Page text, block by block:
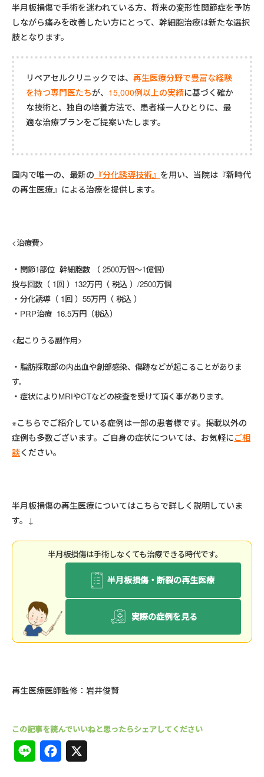
半月板損傷で手術を迷われている方、将来の変形性関節症を予防
しながら痛みを改善したい方にとって、幹細胞治療は新たな選択
肢となります。
リペアセルクリニックでは、 再生医療分野で豊富な経験
を持つ専門医たちが、 15,000例以上の実績に基づく確か
な技術と、独自の培養方法で、患者様一人ひとりに、最
適な治療プランをご提案いたします。
国内で唯一の、最新の 『分化誘導技術』 を用い、当院は『新時代
の再生医療』による治療を提供します。
<治療費>
関節1部位 幹細胞数 （ 2500万個～1億個）
投与回数（ 1回 ）132万円（ 税込 ）/2500万個
分化誘導（ 1回 ）55万円（ 税込 ）
PRP治療 16.5万円（税込）
<起こりうる副作用>
脂肪採取部の内出血や創部感染、傷跡などが起こることがありま
す。
症状によりMRIやCTなどの検査を受けて頂く事があります。
※こちらでご紹介している症例は一部の患者様です。掲載以外の
症例も多数ございます。ご自身の症状については、お気軽にご相
談ください。
半月板損傷の再生医療についてはこちらで詳しく説明していま
す。 ↓
半⽉板損傷は⼿術しなくても治療できる時代です。
半月板損傷・断裂の再生医療
実際の症例を見る
再生医療医師監修：岩井俊賢